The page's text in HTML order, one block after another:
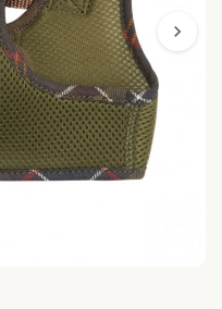
chevron_right